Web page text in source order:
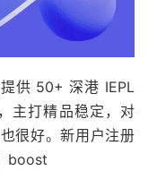
供 50+ 深港 IEPL
主打精品稳定，对
很好。新用户注册
boost